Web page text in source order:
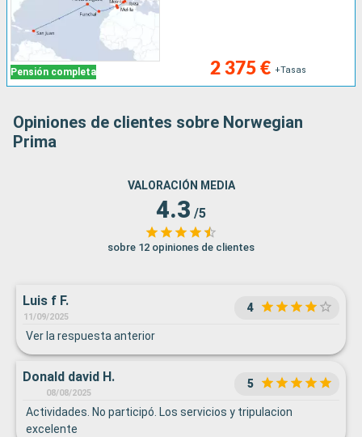
Pensión completa 2 375 € +Tasas
Opiniones de clientes sobre Norwegian
Prima
VALORACIÓN MEDIA
4.3 /5
sobre 12 opiniones de clientes
Luis f F.
11/09/2025
4
Ver la respuesta anterior
Donald david H.
08/08/2025
5
Actividades. No participó. Los servicios y tripulacion
excelente